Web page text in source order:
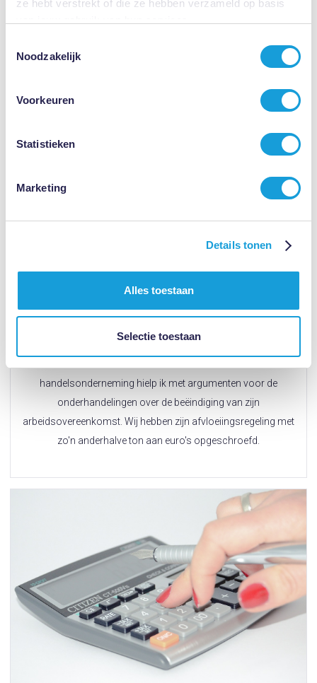
ze hebt verstrekt of die ze hebben verzameld op basis
Noodzakelijk
Voorkeuren
Statistieken
Marketing
Details tonen
Alles toestaan
Selectie toestaan
Poundwise without being pennyfoolish
handelsonderneming hielp ik met argumenten voor de
onderhandelingen over de beëindiging van zijn
arbeidsovereenkomst. Wij hebben zijn afvloeiingsregeling met
zo'n anderhalve ton aan euro's opgeschroefd.